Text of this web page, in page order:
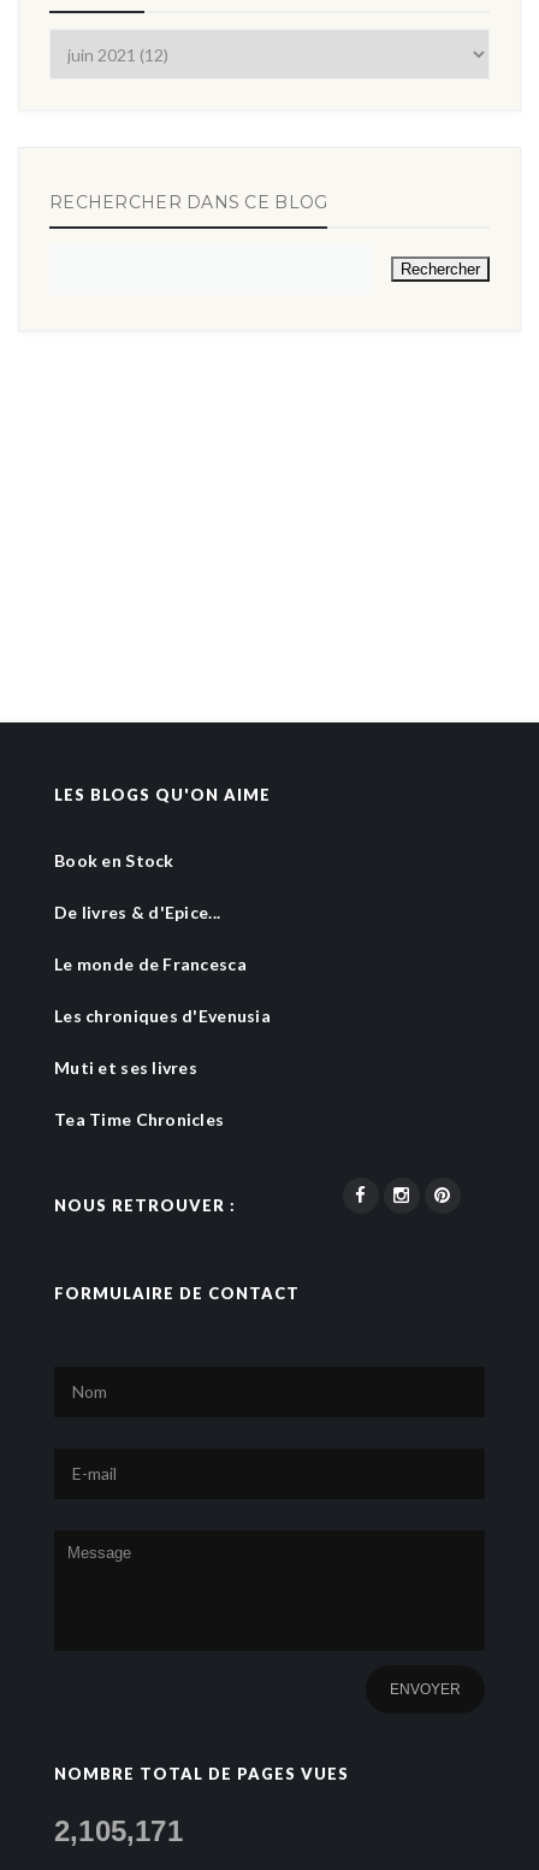
RECHERCHER DANS CE BLOG
LES BLOGS QU'ON AIME
Book en Stock
De livres & d'Epice...
Le monde de Francesca
Les chroniques d'Evenusia
Muti et ses livres
Tea Time Chronicles
NOUS RETROUVER :
FORMULAIRE DE CONTACT
NOMBRE TOTAL DE PAGES VUES
2,105,171